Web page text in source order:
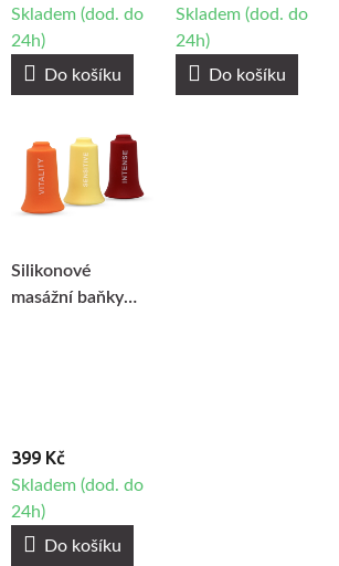
Skladem (dod. do
24h)
Do košíku
Skladem (dod. do
24h)
Do košíku
Silikonové
masážní baňky
399 Kč
Skladem (dod. do
24h)
Do košíku